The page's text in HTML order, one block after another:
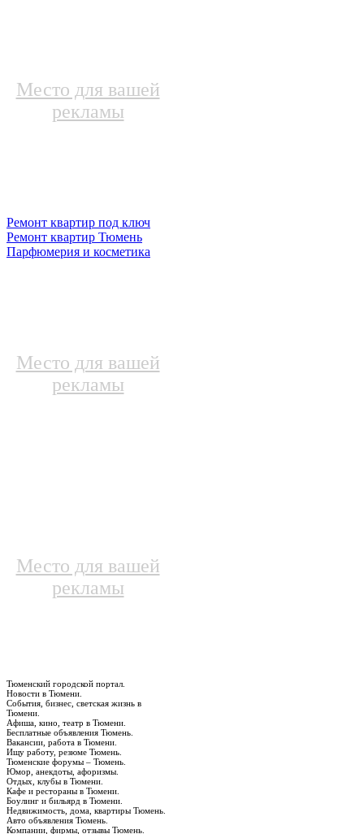
Место для вашей
рекламы
Ремонт квартир под ключ
Ремонт квартир Тюмень
Парфюмерия и косметика
Место для вашей
рекламы
Место для вашей
рекламы
Тюменский городской портал.
Новости в Тюмени.
События, бизнес, светская жизнь в
Тюмени.
Афиша, кино, театр в Тюмени.
Бесплатные объявления Тюмень.
Вакансии, работа в Тюмени.
Ищу работу, резюме Тюмень.
Тюменские форумы – Тюмень.
Юмор, анекдоты, афоризмы.
Отдых, клубы в Тюмени.
Кафе и рестораны в Тюмени.
Боулинг и бильярд в Тюмени.
Недвижимость, дома, квартиры Тюмень.
Авто объявления Тюмень.
Компании, фирмы, отзывы Тюмень.